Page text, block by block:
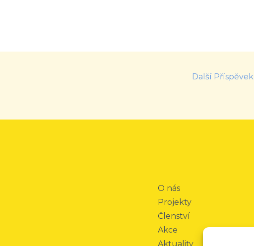
Další Příspěvek
O nás
Projekty
Členství
Akce
Aktuality